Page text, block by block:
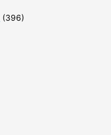
(396)